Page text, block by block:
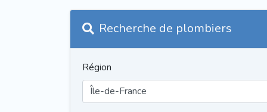
Recherche de plombiers
Région